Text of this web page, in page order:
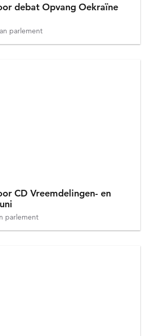
debat Opvang Oekraïne
parlement
CD Vreemdelingen- en
parlement